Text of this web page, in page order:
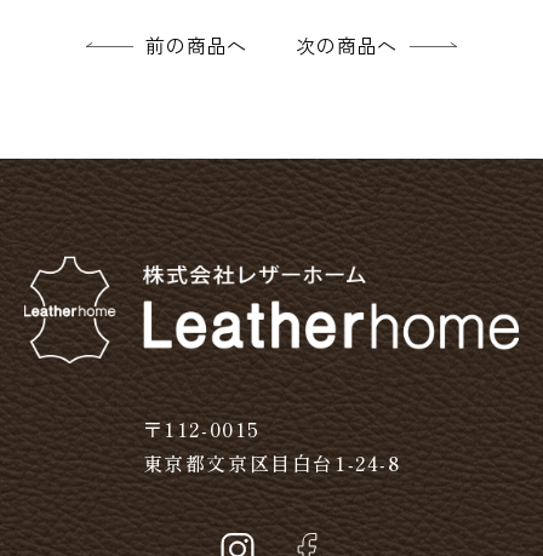
前の商品へ 次の商品へ
〒112-0015
東京都文京区目白台1-24-8